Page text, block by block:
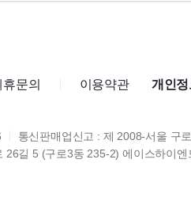
휴문의 이용약관 개인
통신판매업신고 : 제 2008-서울 구
26길 5 (구로3동 235-2) 에이스하이